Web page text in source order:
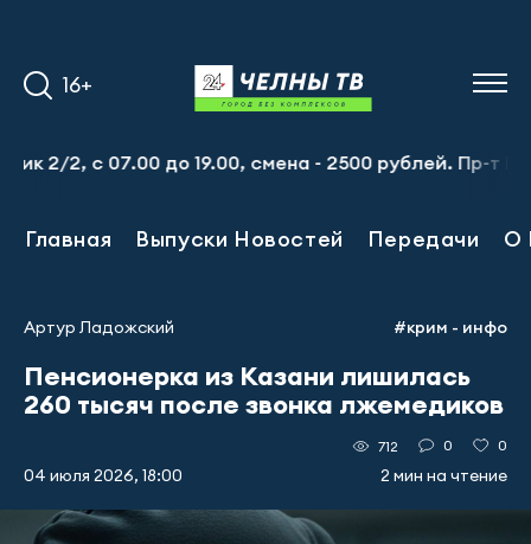
16+
с 07.00 до 19.00, смена - 2500 рублей. Пр-т
Главная Выпуски Новостей Передачи О
Артур Ладожский #крим - инфо
Пенсионерка из Казани лишилась
260 тысяч после звонка лжемедиков
04 июля 2026, 18:00
712 0 0
2 мин на чтение